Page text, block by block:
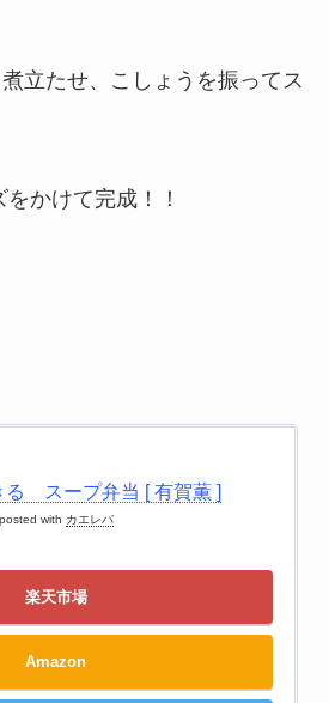
立たせ、こしょうを振ってス
かけて完成！！
る スープ弁当 [ 有賀薫 ]
posted with カエレバ
楽天市場
Amazon